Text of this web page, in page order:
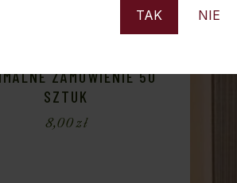
TAK NIE
NA 1 BUTELKĘ WINA
ZAMÓWIENIE 50
SZTUK
8,00zł